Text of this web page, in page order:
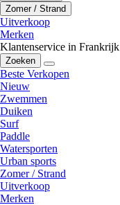
Zomer / Strand
Uitverkoop
Merken
Klantenservice in Frankrijk
Zoeken
Beste Verkopen
Nieuw
Zwemmen
Duiken
Surf
Paddle
Watersporten
Urban sports
Zomer / Strand
Uitverkoop
Merken